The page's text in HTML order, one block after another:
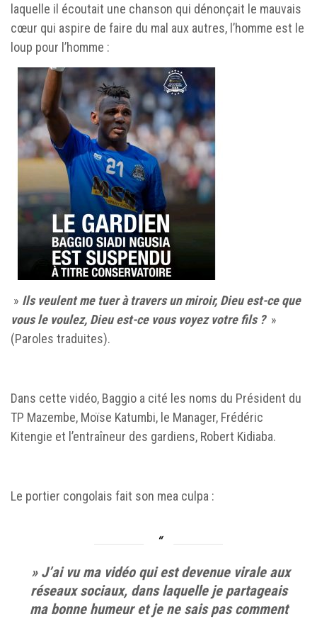
laquelle il écoutait une chanson qui dénonçait le mauvais
cœur qui aspire de faire du mal aux autres, l’homme est le
loup pour l’homme :
» Ils veulent me tuer à travers un miroir, Dieu est-ce que
vous le voulez, Dieu est-ce vous voyez votre fils ?»
(Paroles traduites).
Dans cette vidéo, Baggio a cité les noms du Président du
TP Mazembe, Moïse Katumbi, le Manager, Frédéric
Kitengie et l’entraîneur des gardiens, Robert Kidiaba.
Le portier congolais fait son mea culpa :
» J’ai vu ma vidéo qui est devenue virale aux
réseaux sociaux, dans laquelle je partageais
ma bonne humeur et je ne sais pas comment